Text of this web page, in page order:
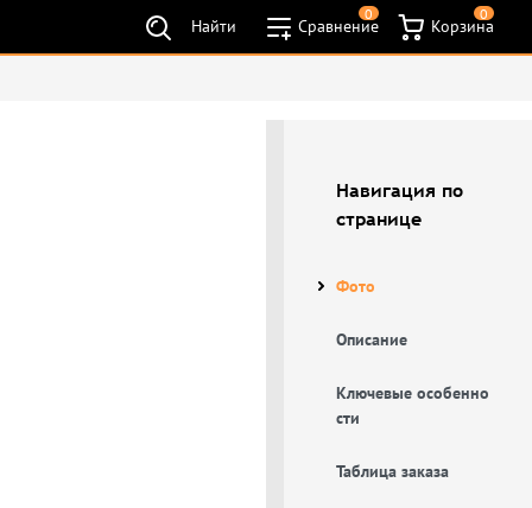
Найти Сравнение
0
Корзина
0
Навигация по
странице
Фото
Описание
Ключевые особенно
сти
Таблица заказа